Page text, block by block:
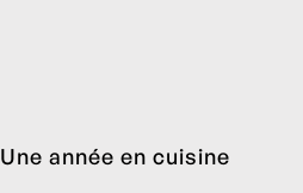
Une année en cuisine